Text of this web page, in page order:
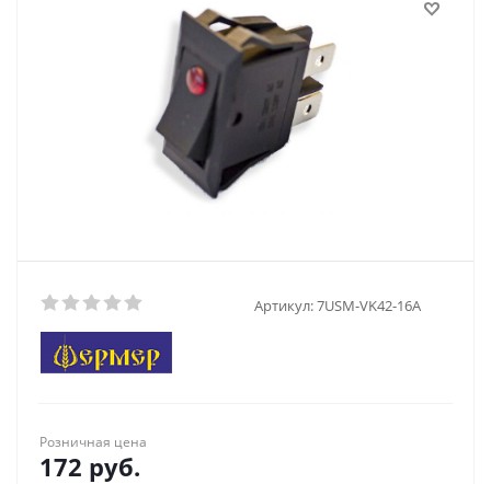
Артикул:7USM-VK42-16A
Розничная цена
172 руб.